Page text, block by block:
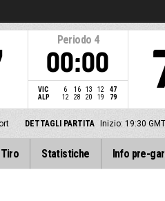
Periodo 4
00:00
VIC 6 16 13 12
47
ALP
12 28 20 19 79
DETTAGLI PARTITA Inizio: 19:30
Statistiche Info pre-